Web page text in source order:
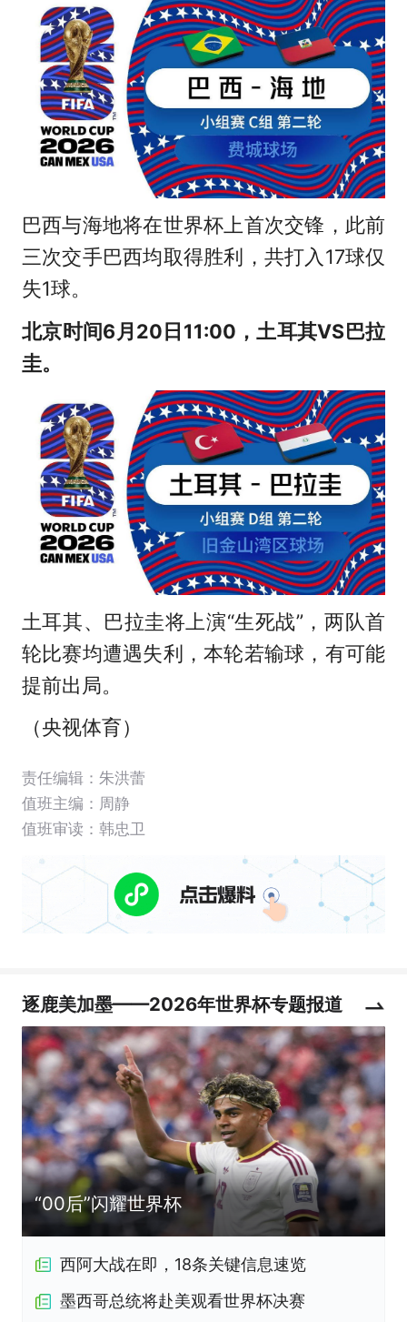
巴西与海地将在世界杯上首次交锋，此前
三次交手巴西均取得胜利，共打入17球仅
失1球。
北京时间6月20日11:00，土耳其VS巴拉
圭。
土耳其、巴拉圭将上演“生死战”，两队首
轮比赛均遭遇失利，本轮若输球，有可能
提前出局。
（央视体育）
责任编辑：朱洪蕾
值班主编： 周静
值班审读：韩忠卫
逐鹿美加墨——2026年世界杯专题报道
“00后”闪耀世界杯
西阿大战在即，18条关键信息速览
墨西哥总统将赴美观看世界杯决赛